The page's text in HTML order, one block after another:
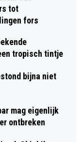
tot
fors
tropisch tintje
bijna niet
mag eigenlijk
ontbreken